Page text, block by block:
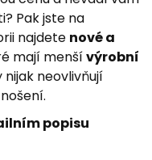
Pak jste na
najdete nové a
mají menšívýrobní
nijak neovlivňují
popisu